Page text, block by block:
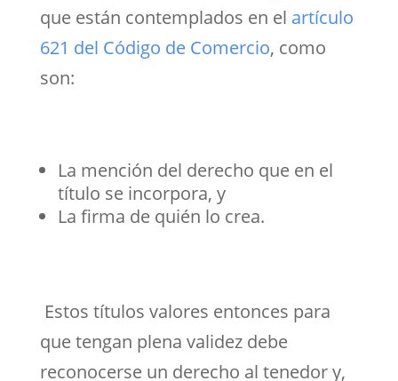
que están contemplados en el artículo
621 del Código de Comercio, como
son:
La mención del derecho que en el
título se incorpora, y
La firma de quién lo crea.
Estos títulos valores entonces para
que tengan plena validez debe
reconocerse un derecho al tenedor y,